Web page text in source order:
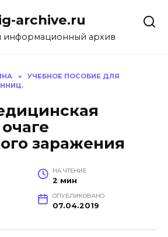
archive.ru
информационный архив
»
УЧЕБНОЕ ПОСОБИЕ ДЛЯ
заражения
НА ЧТЕНИЕ
2 мин
ОПУБЛИКОВАНО
07.04.2019